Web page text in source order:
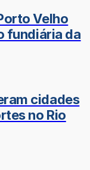
Velho
fundiária da
cidades
no Rio